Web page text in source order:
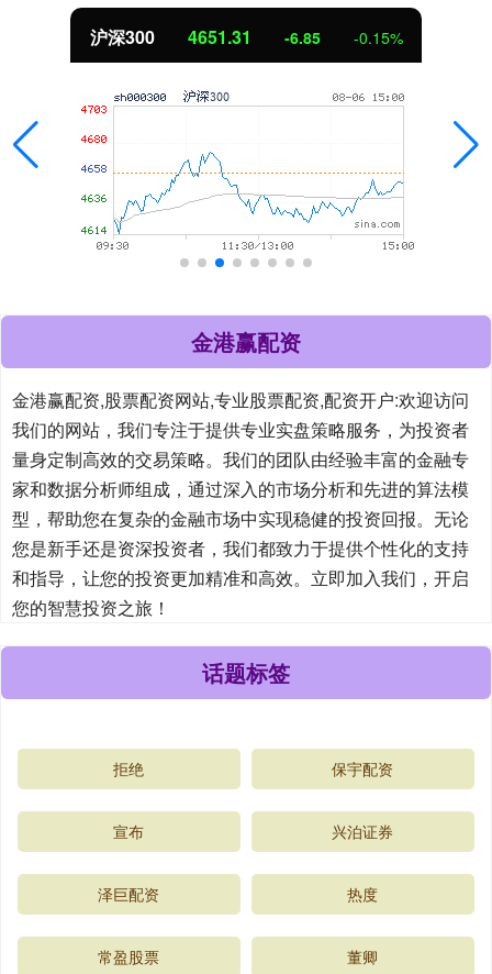
4651.31 -6.85 -0.15%
金港赢配资
金港赢配资,股票配资网站,专业股票配资,配资开户:欢迎访问
我们的网站，我们专注于提供专业实盘策略服务，为投资者
量身定制高效的交易策略。我们的团队由经验丰富的金融专
家和数据分析师组成，通过深入的市场分析和先进的算法模
型，帮助您在复杂的金融市场中实现稳健的投资回报。无论
您是新手还是资深投资者，我们都致力于提供个性化的支持
和指导，让您的投资更加精准和高效。立即加入我们，开启
您的智慧投资之旅！
话题标签
拒绝 保宇配资
宣布 兴泊证券
泽巨配资 热度
常盈股票 董卿